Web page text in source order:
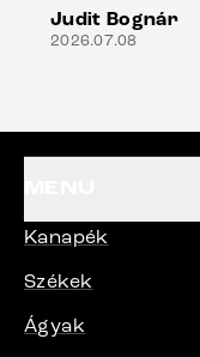
nagyon
Mindenkinek
Judit Bognár
2026.07.08
Kanapék
Székek
Ágyak